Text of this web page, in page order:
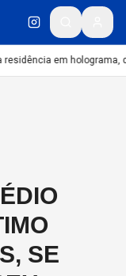
em holograma,
SE